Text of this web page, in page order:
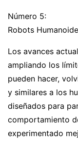
Número 5:
Robots
Los avances
ampliando los
pueden hacer,
y similares a los
diseñados para
comportamiento
experimentado